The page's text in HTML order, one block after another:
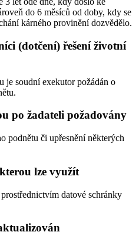
do 6 měsíců od doby, kdy se
kárného provinění dozvědělo.
(dotčení) řešení životní
je soudní exekutor požádán o
po žadateli požadovány
podnětu či upřesnění některých
lze využít
datové schránky